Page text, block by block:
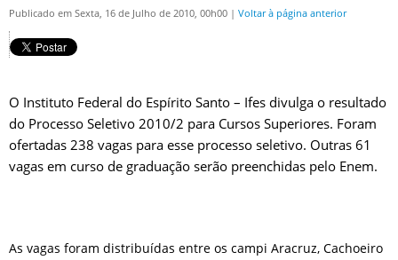
Publicado em Sexta, 16 de Julho de 2010, 00h00 | Voltar à página anterior
O Instituto Federal do Espírito Santo – Ifes divulga o resultado
do Processo Seletivo 2010/2 para Cursos Superiores. Foram
ofertadas 238 vagas para esse processo seletivo. Outras 61
vagas em curso de graduação serão preenchidas pelo Enem.
As vagas foram distribuídas entre os campi Aracruz, Cachoeiro